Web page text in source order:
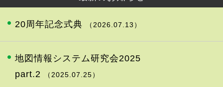
20周年記念式典 （2026.07.13）
地図情報システム研究会2025
part.2
（2025.07.25）